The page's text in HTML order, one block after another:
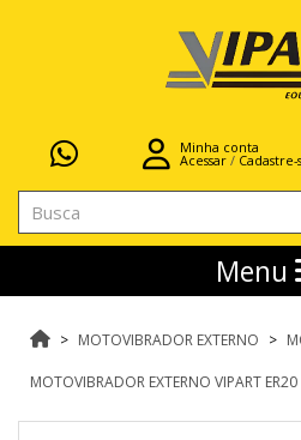
Minha conta
Acessar / Cadastre-
Menu
MOTOVIBRADOR EXTERNO
MOTOVIBRADOR EXTERNO VIPART ER20